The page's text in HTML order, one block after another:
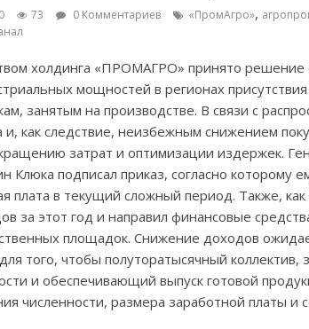
73 0 Комментариев «ПромАгро»,
холдинга «ПРОМАГРО» принято решение
мощностей в регионах
занятым на производстве. В связи с
и, как следствие, неизбежным снижением
затрат и оптимизации издержек.
Клюка подписал приказ, согласно которому
плата в текущий сложный период. Также, как
за этот год и направил финансовые
площадок. Снижение доходов
того, чтобы полуторатысячный
и обеспечивающий выпуск готовой
численности, размера заработной платы и